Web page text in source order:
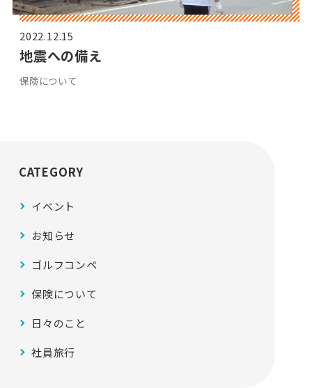
2022.12.15
地震への備え
保険について
CATEGORY
イベント
お知らせ
ゴルフコンペ
保険について
日々のこと
社員旅行